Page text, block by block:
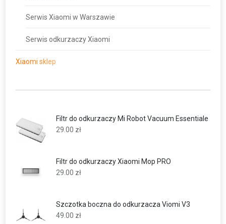
Serwis Xiaomi w Warszawie
Serwis odkurzaczy Xiaomi
Xiaomi sklep
Filtr do odkurzaczy Mi Robot Vacuum Essentiale
29.00 zł
Filtr do odkurzaczy Xiaomi Mop PRO
29.00 zł
Szczotka boczna do odkurzacza Viomi V3
49.00 zł